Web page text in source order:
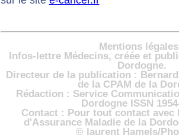
Mentions
Infos-lettre Médecins, créée et
Dordogne.
Directeur de la publication :
de la CPAM de la
Rédaction : Service
Dordogne ISSN
Contact : Pour tout contact avec
d'Assurance Maladie de la
© laurent Hamels/